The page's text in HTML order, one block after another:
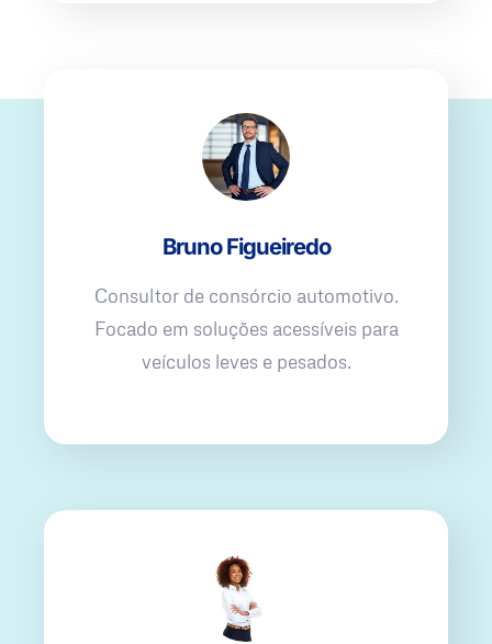
Bruno Figueiredo
Consultor de consórcio automotivo.
Focado em soluções acessíveis para
veículos leves e pesados.